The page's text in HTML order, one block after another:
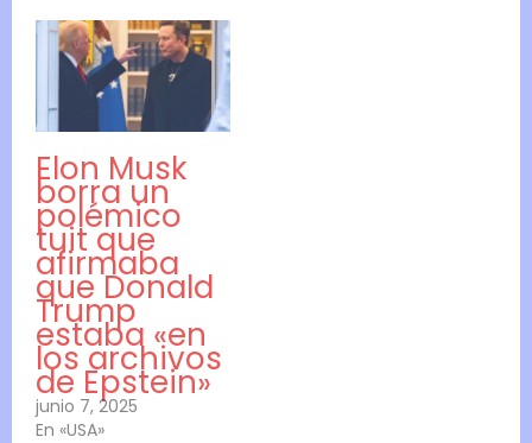
Elon Musk
borra un
polémico
tuit que
afirmaba
que Donald
Trump
estaba «en
los archivos
de Epstein»
junio 7, 2025
En «USA»